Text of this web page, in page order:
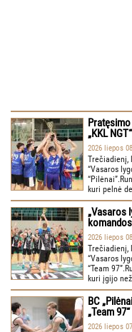
„KKL
2026 liepos
Trečiadienį,
“Vasaros
kuri pelnė
„Vasaros
2026 liepos
Trečiadienį,
“Vasaros
“Team
kuri įgijo
BC
„Team
2026 liepos